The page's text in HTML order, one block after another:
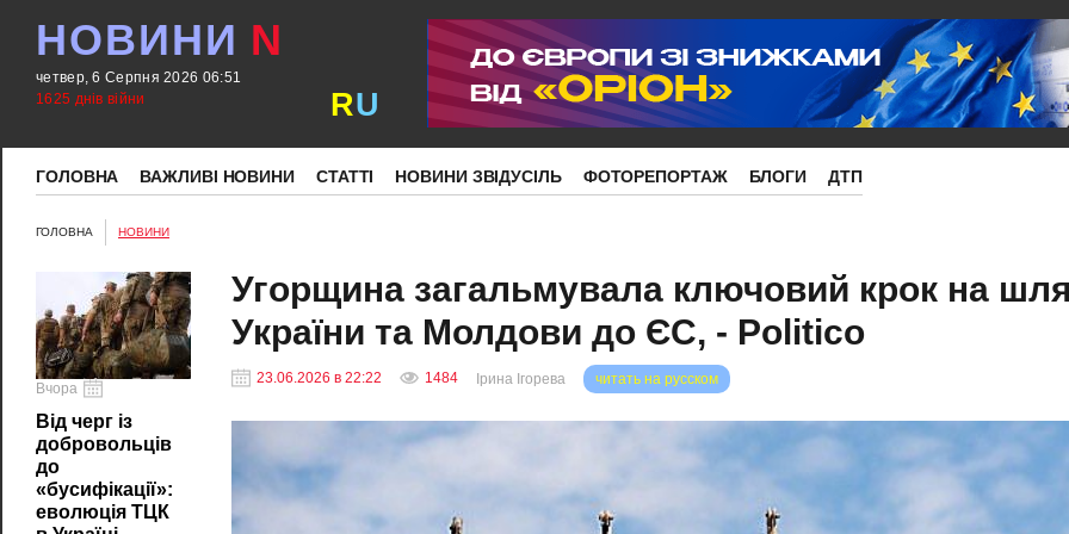
НОВИНИ N
четвер, 6 Серпня 2026 06:51
1625 днів війни
RU
ГОЛОВНА ВАЖЛИВІ НОВИНИ СТАТТІ НОВИНИ ЗВІДУСІЛЬ ФОТОРЕПОРТАЖ БЛОГИ ДТП
ГОЛОВНА НОВИНИ
Вчора
Від черг із
добровольців
до
«бусифікації»:
еволюція ТЦК
Угорщина загальмувала ключовий крок на
України та Молдови до ЄС, - Politico
23.06.2026 в 22:22 1484 читать на русском
Ірина Ігорева